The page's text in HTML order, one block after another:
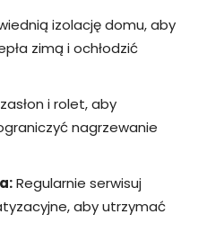
izolację domu, aby
zimą i ochłodzić
i rolet, aby
nagrzewanie
Regularnie serwisuj
aby utrzymać